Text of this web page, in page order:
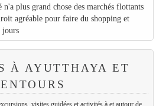
n'a plus grand chose des marchés flottants
agréable pour faire du shopping et
jours
À AYUTTHAYA ET
visites guidées et activités à et autour de